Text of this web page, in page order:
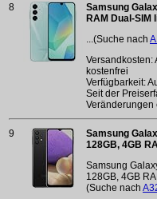
8
Samsung
RAM Dual-SIM
...(Suche nach
Versandkosten:
kostenfrei
Verfügbarkeit:
Seit der
Veränderungen
9
Samsung
128GB, 4GB
Samsung
128GB, 4GB
(Suche nach